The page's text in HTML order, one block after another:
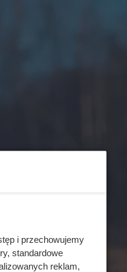
i przechowujemy
standardowe
reklam,